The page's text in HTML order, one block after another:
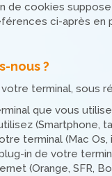
de cookies
ci-après
nous ?
terminal,
que vous
(Smartphone,
terminal (Mac Os,
in de votre
(Orange, SFR,